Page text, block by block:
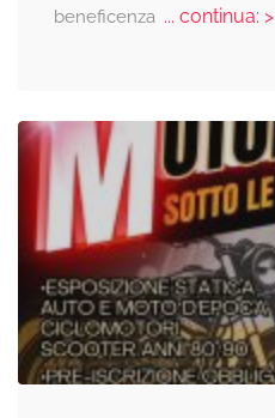
beneficenza ... continua: >